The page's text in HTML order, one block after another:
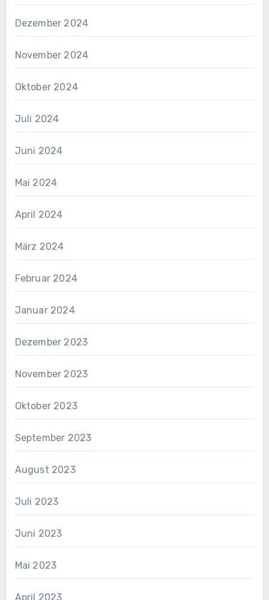
Dezember 2024
November 2024
Oktober 2024
Juli 2024
Juni 2024
Mai 2024
April 2024
März 2024
Februar 2024
Januar 2024
Dezember 2023
November 2023
Oktober 2023
September 2023
August 2023
Juli 2023
Juni 2023
Mai 2023
April 2023